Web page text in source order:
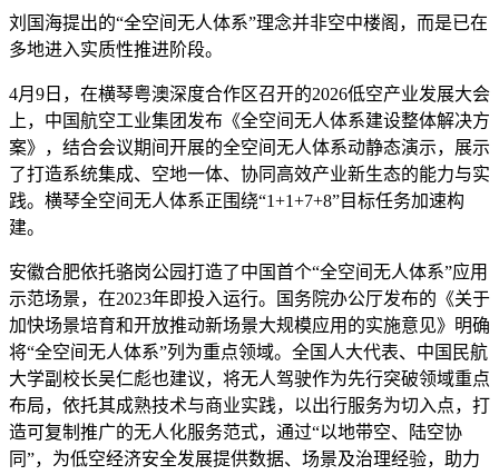
刘国海提出的“全空间无人体系”理念并非空中楼阁，而是已在
多地进入实质性推进阶段。
4月9日，在横琴粤澳深度合作区召开的2026低空产业发展大会
上，中国航空工业集团发布《全空间无人体系建设整体解决方
案》，结合会议期间开展的全空间无人体系动静态演示，展示
了打造系统集成、空地一体、协同高效产业新生态的能力与实
践。横琴全空间无人体系正围绕“1+1+7+8”目标任务加速构
建。
安徽合肥依托骆岗公园打造了中国首个“全空间无人体系”应用
示范场景，在2023年即投入运行。国务院办公厅发布的《关于
加快场景培育和开放推动新场景大规模应用的实施意见》明确
将“全空间无人体系”列为重点领域。全国人大代表、中国民航
大学副校长吴仁彪也建议，将无人驾驶作为先行突破领域重点
布局，依托其成熟技术与商业实践，以出行服务为切入点，打
造可复制推广的无人化服务范式，通过“以地带空、陆空协
同”，为低空经济安全发展提供数据、场景及治理经验，助力